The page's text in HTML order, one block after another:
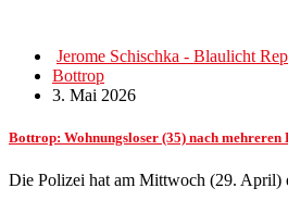
Jerome Schischka - Blaulicht
Bottrop
3. Mai 2026
Bottrop: Wohnungsloser (35) nach mehreren
Die Polizei hat am Mittwoch (29. April)